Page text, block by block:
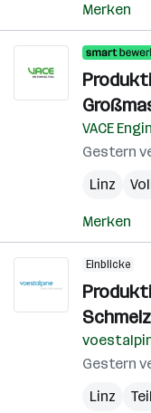
Merken
VACE
Gestern
Linz
Merken
Einblicke
Gestern
Linz